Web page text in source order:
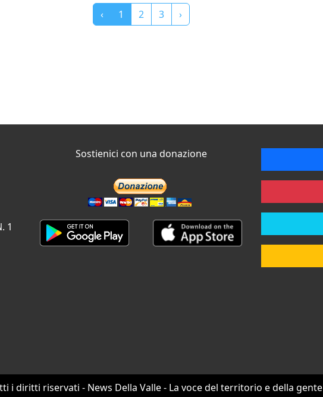
‹ 1 2 3 ›
1
Sostienici con una donazione
i diritti riservati - News Della Valle - La voce del territorio e della gente